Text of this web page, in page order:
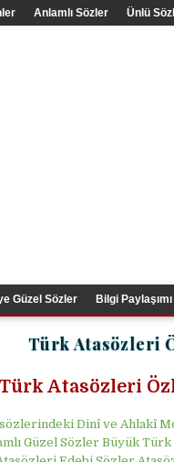
Anlamlı Sözler Ünlü
Güzel Sözler Bilgi Paylaşımı
Türk Atasözleri
Türk Atasözleri
Dinî ve Ahlakî
Güzel Sözler Büyük